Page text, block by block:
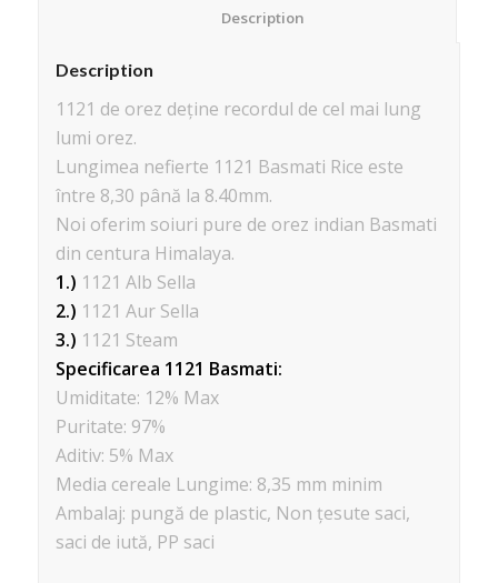
Description
1121 de orez deține recordul de cel mai lung
lumi orez.
Lungimea nefierte 1121 Basmati Rice este
între 8,30 până la 8.40mm.
Noi oferim soiuri pure de orez indian Basmati
din centura Himalaya.
1.) 1121 Alb Sella
2.) 1121 Aur Sella
3.) 1121 Steam
Specificarea 1121 Basmati:
Umiditate: 12% Max
Puritate: 97%
Aditiv: 5% Max
Media cereale Lungime: 8,35 mm minim
Ambalaj: pungă de plastic, Non țesute saci,
saci de iută, PP saci